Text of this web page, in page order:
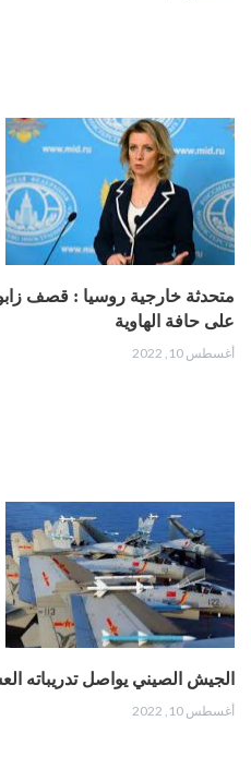
متحدثة خارجية روسيا : قصف
على حافة الهاوية
أغسطس 10, 2022
الجيش الصيني يواصل تدريباته
أغسطس 10, 2022